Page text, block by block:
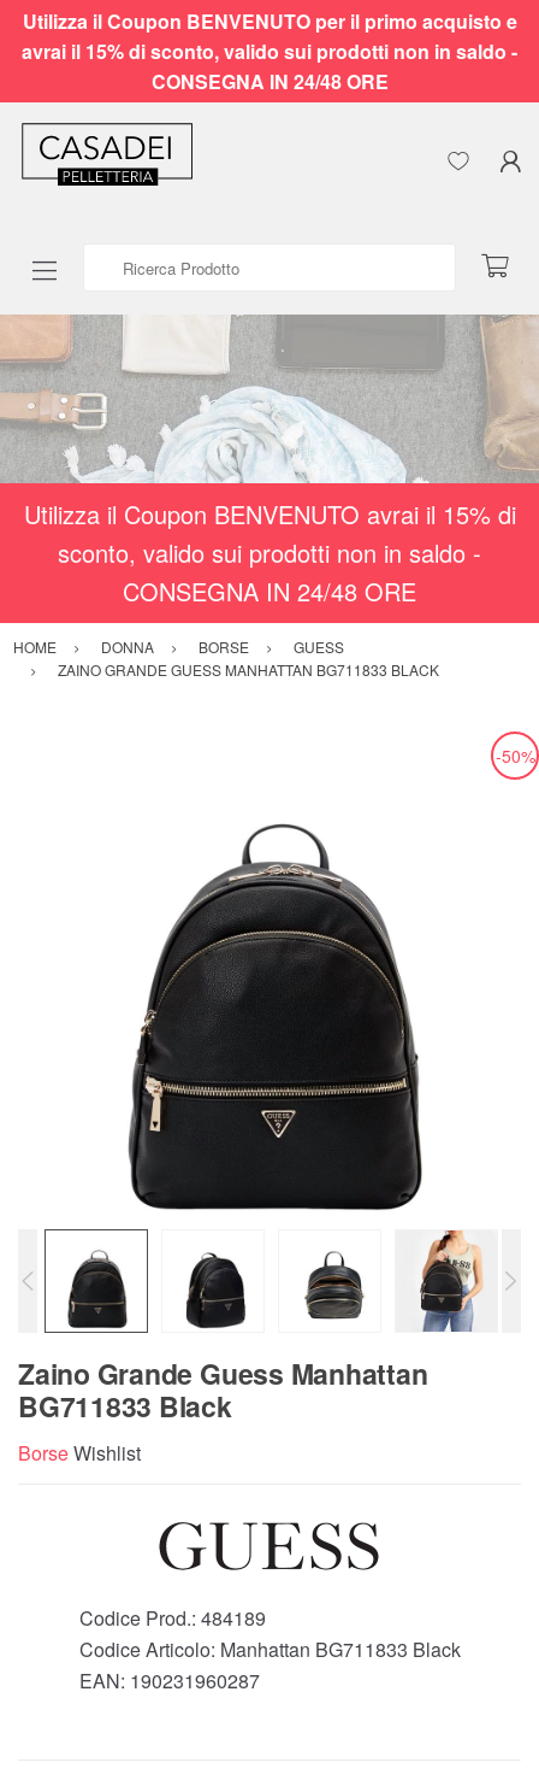
Utilizza il Coupon BENVENUTO per il primo acquisto e
avrai il 15% di sconto, valido sui prodotti non in saldo -
CONSEGNA IN 24/48 ORE
Utilizza il Coupon BENVENUTO avrai il 15% di
sconto, valido sui prodotti non in saldo -
CONSEGNA IN 24/48 ORE
HOME DONNA BORSE
GUESS
ZAINO GRANDE GUESS MANHATTAN BG711833 BLACK
-50%
Zaino Grande Guess Manhattan
BG711833 Black
BorseWishlist
Codice Prod.: 484189
Codice Articolo: Manhattan BG711833 Black
EAN: 190231960287